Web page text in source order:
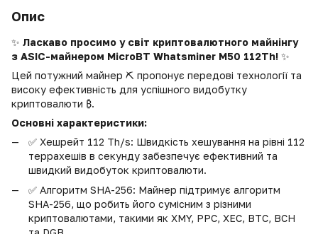
Опис
✨ Ласкаво просимо у світ криптовалютного майнінгу
з ASIC-майнером MicroBT Whatsminer M50 112Th! ✨
Цей потужний майнер ⛏️ пропонує передові технології та
високу ефективність для успішного видобутку
криптовалюти ₿.
Основні характеристики:
✅ Хешрейт 112 Th/s: Швидкість хешування на рівні 112
террахешів в секунду забезпечує ефективний та
швидкий видобуток криптовалюти.
✅ Алгоритм SHA-256: Майнер підтримує алгоритм
SHA-256, що робить його сумісним з різними
криптовалютами, такими як XMY, PPC, XEC, BTC, BCH